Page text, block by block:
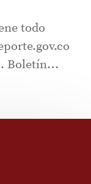
todo
Boletín…